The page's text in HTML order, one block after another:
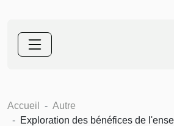
Accueil
Autre
Exploration des bénéfices de